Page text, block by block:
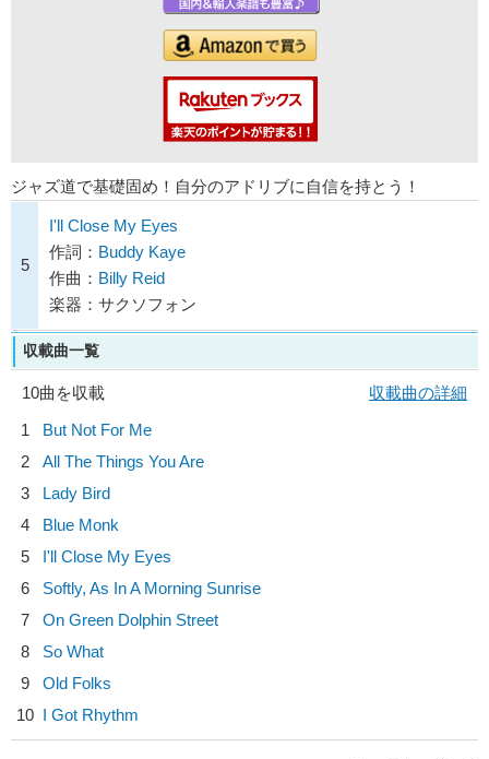
ジャズ道で基礎固め！自分のアドリブに自信を持とう！
5
I'll Close My Eyes
作詞： Buddy Kaye
作曲： Billy Reid
楽器：サクソフォン
収載曲一覧
10曲を収載
収載曲の詳細
1
But Not For Me
2
All The Things You Are
3
Lady Bird
4
Blue Monk
5
I'll Close My Eyes
6
Softly, As In A Morning Sunrise
7
On Green Dolphin Street
8
So What
9
Old Folks
10 I Got Rhythm